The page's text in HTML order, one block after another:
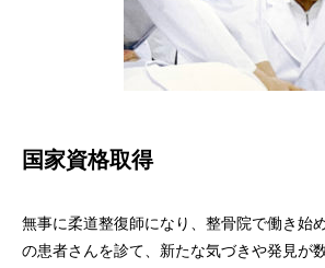
国家資格取得
無事に柔道整復師になり、整骨院で働き始
の患者さんを診て、新たな気づきや発見が